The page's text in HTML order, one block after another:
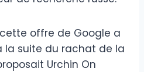
offre de Google a
la suite du rachat de la
Urchin On